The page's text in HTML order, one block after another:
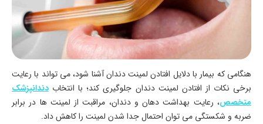
هنگامی که بیمار با دلایل افتادن لمینت دندان آشنا شود، می تواند با رعایت
برخی نکات از افتادن لمینت دندان جلوگیری کند؛ با انتخاب دندانپزشک
متخصص، رعایت بهداشت دهان و دندان، مراقبت از لمینت ها در برابر
ضربه و شکستگی می توان احتمال جدا شدن لمینت را کاهش داد.